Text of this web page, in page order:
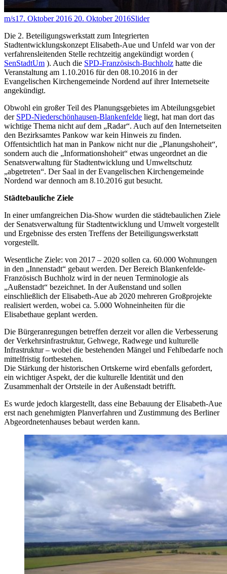
m/s17. Oktober 2016 20. Oktober 2016Slider
Die 2. Beteiligungs­werkstatt zum Integrierten
Stadtentwicklungskonzept Elisabeth-Aue und Unfeld war von der
verfahrensleitenden Stelle rechtzeitig angekündigt worden (
SenStadtUm ). Auch die SPD-Französisch-Buchholz hatte die
Veranstaltung am 1.10.2016 für den 08.10.2016 in der
Evangelischen Kirchengemeinde Nordend auf ihrer Internetseite
angekündigt.
Obwohl ein großer Teil des Planungsgebietes im Abteilungsgebiet
der SPD-Niederschönhausen-Blankenfelde liegt, hat man dort das
wichtige Thema nicht auf dem „Radar“. Auch auf den Internetseiten
den Bezirksamtes Pankow war kein Hinweis zu finden.
Offentsichtlich hat man in Pankow nicht nur die „Planungshoheit“,
sondern auch die „Informationshoheit“ etwas ungeordnet an die
Senatsverwaltung für Stadtentwicklung und Umweltschutz
„abgetreten“. Der Saal in der Evangelischen Kirchengemeinde
Nordend war dennoch am 8.10.2016 gut besucht.
Städtebauliche Ziele
In einer umfangreichen Dia-Show wurden die städtebaulichen Ziele
der Senatsverwaltung für Stadtentwicklung und Umwelt vorgestellt
und Ergebnisse des ersten Treffens der Beteiligungswerkstatt
vorgestellt.
Wesentliche Ziele: von 2017 – 2020 sollen ca. 60.000 Wohnungen
in den „Innenstadt“ gebaut werden. Der Bereich Blankenfelde-
Französisch Buchholz wird in der neuen Terminologie als
„Außenstadt“ bezeichnet. In der Außenstand und sollen
einschließlich der Elisabeth-Aue ab 2020 mehreren Großprojekte
realisiert werden, wobei ca. 5.000 Wohneinheiten für die
Elisabethaue geplant werden.
Die Bürgeranregungen betreffen derzeit vor allen die Verbesserung
der Verkehrsinfrastruktur, Gehwege, Radwege und kulturelle
Infrastruktur – wobei die bestehenden Mängel und Fehlbedarfe noch
mittelfristig fortbestehen.
Die Stärkung der historischen Ortskerne wird ebenfalls gefordert,
ein wichtiger Aspekt, der die kulturelle Identität und den
Zusammenhalt der Ortsteile in der Außenstadt betrifft.
Es wurde jedoch klargestellt, dass eine Bebauung der Elisabeth-Aue
erst nach genehmigten Planverfahren und Zustimmung des Berliner
Abgeordnetenhauses bebaut werden kann.